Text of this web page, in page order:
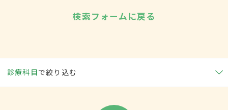
検索フォームに戻る
診療科目で絞り込む